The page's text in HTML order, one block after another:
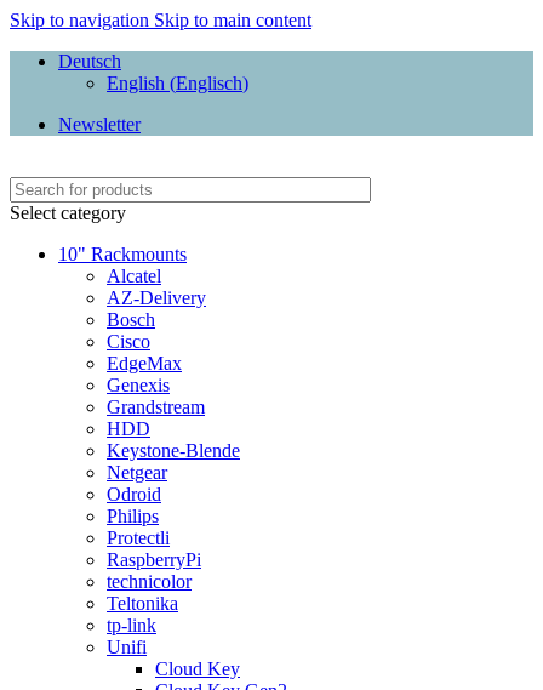
Skip to navigation Skip to main content
Deutsch
English (Englisch)
Newsletter
Select category
10" Rackmounts
Alcatel
AZ-Delivery
Bosch
Cisco
EdgeMax
Genexis
Grandstream
HDD
Keystone-Blende
Netgear
Odroid
Philips
Protectli
RaspberryPi
technicolor
Teltonika
tp-link
Unifi
Cloud Key